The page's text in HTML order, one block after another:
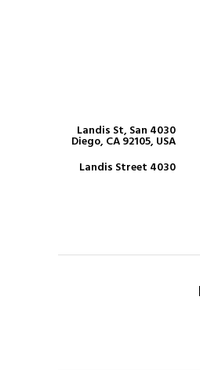
4030 Landis St, San
Diego, CA 92105, USA
4030 Landis Street